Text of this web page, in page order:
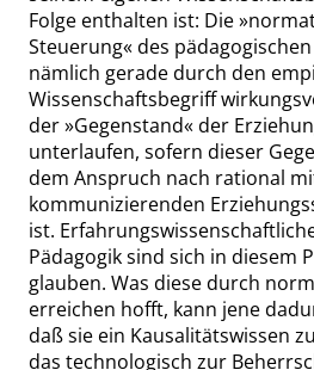
Folge enthalten ist: Die»
Steuerung«des
nämlich gerade durch den
Wissenschaftsbegriff
der»Gegenstand«der
unterlaufen, sofern dieser
dem Anspruch nach rational
kommunizierenden
ist.
Pädagogik sind sich in diesem
glauben. Was diese durch
erreichen hofft, kann jene
daß sie ein Kausalitätswissen
das technologisch zur